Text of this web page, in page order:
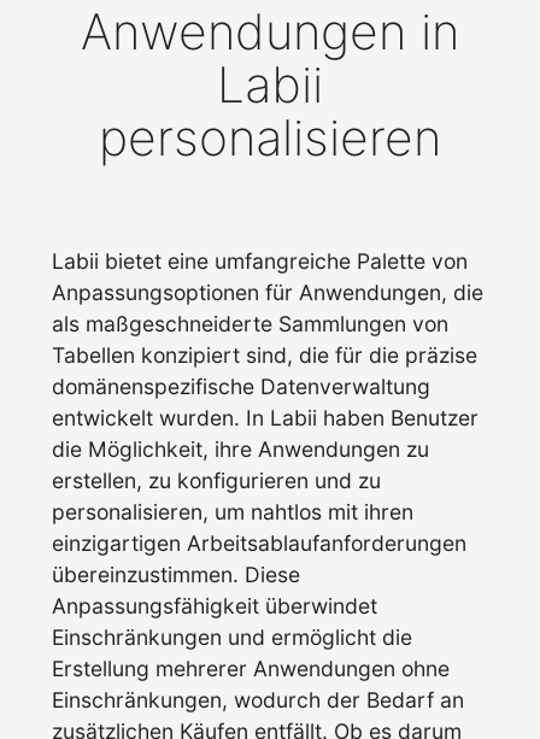
Anwendungen in
Labii
personalisieren
Labii bietet eine umfangreiche Palette von
Anpassungsoptionen für Anwendungen, die
als maßgeschneiderte Sammlungen von
Tabellen konzipiert sind, die für die präzise
domänenspezifische Datenverwaltung
entwickelt wurden. In Labii haben Benutzer
die Möglichkeit, ihre Anwendungen zu
erstellen, zu konfigurieren und zu
personalisieren, um nahtlos mit ihren
einzigartigen Arbeitsablaufanforderungen
übereinzustimmen. Diese
Anpassungsfähigkeit überwindet
Einschränkungen und ermöglicht die
Erstellung mehrerer Anwendungen ohne
Einschränkungen, wodurch der Bedarf an
zusätzlichen Käufen entfällt. Ob es darum